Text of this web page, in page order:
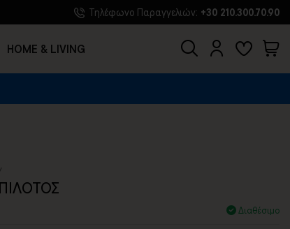
Τηλέφωνο Παραγγελιών: +30 210.300.70.90
HOME & LIVING
Διαθέσιμο